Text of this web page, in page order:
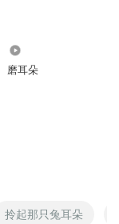
磨耳朵
拎起那只兔耳朵